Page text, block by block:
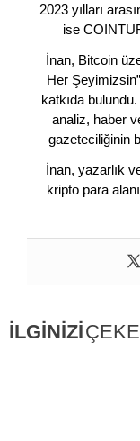
2023 yılları
ise
İnan, Bitcoin
Her
katkıda
analiz, haber
gazeteciliğinin
İnan, yazarlık
kripto para
İLGİNİZİ